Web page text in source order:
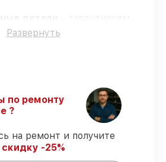
детали
фирменных запчастей для
их уровень мастерства.
работ вовремя
– сервис
KM 6207 выполняется
обслуживание–
варочных панелей всегда
Развернуть
по ремонту
?
на ремонт и получите
скидку -25%